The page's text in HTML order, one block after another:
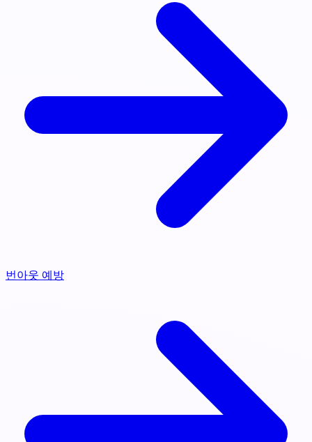
번아웃 예방